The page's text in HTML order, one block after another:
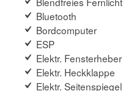
Bluetooth
Bordcomputer
ESP
Elektr. Fensterheber
Elektr. Heckklappe
Elektr. Seitenspiegel